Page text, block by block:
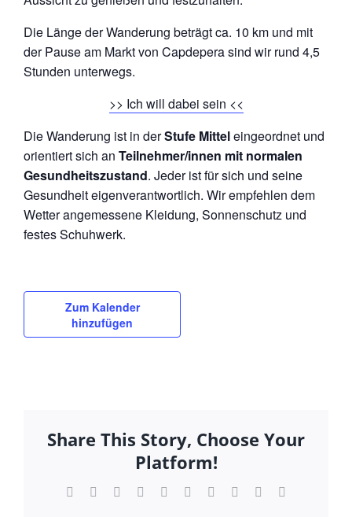
Die Länge der Wanderung beträgt ca. 10 km und mit
der Pause am Markt von Capdepera sind wir rund 4,5
Stunden unterwegs.
>> Ich will dabei sein <<
Die Wanderung ist in derStufe Mitteleingeordnet und
orientiert sich an Teilnehmer/innen mit normalen
Gesundheitszustand. Jeder ist für sich und seine
Gesundheit eigenverantwortlich. Wir empfehlen dem
Wetter angemessene Kleidung, Sonnenschutz und
festes Schuhwerk.
Zum Kalender
hinzufügen
Share This Story, Choose Your
Platform!
Facebook
TwitterReddit LinkedInWhatsApp
TumblrPinterest Xing